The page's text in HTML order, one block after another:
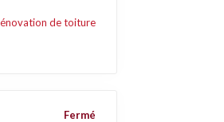
de toiture
Fermé